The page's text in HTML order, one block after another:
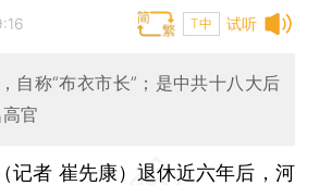
试听
T中
自称“布衣市长”；是中共十八大后
官
记者 崔先康） 退休近六年后，河